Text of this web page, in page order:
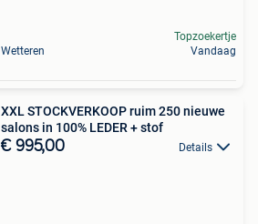
Wetteren
Topzoekertje
Vandaag
XXL STOCKVERKOOP ruim 250 nieuwe
salons in 100% LEDER + stof
€ 995,00 Details